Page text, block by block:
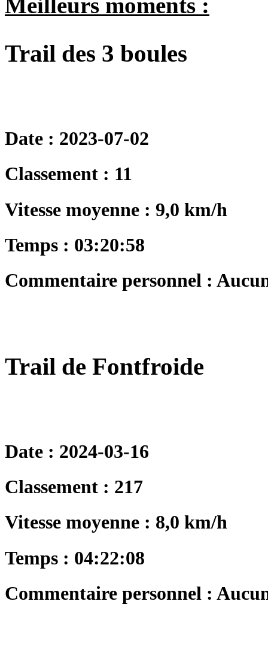
Meilleurs moments :
Trail des 3 boules
Date : 2023-07-02
Classement : 11
Vitesse moyenne : 9,0 km/h
Temps : 03:20:58
Commentaire personnel :
Trail de Fontfroide
Date : 2024-03-16
Classement : 217
Vitesse moyenne : 8,0 km/h
Temps : 04:22:08
Commentaire personnel :